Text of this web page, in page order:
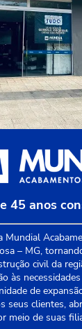
45 anos
Mundial
– MG,
civil da
às
de
seus clientes,
meio de suas